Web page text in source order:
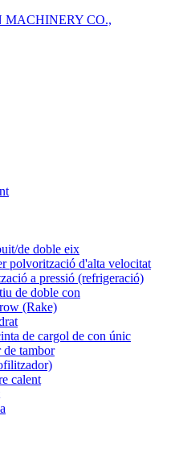
de doble eix
polvorització d'alta velocitat
a pressió (refrigeració)
de doble con
(Rake)
de cargol de con únic
de tambor
calent